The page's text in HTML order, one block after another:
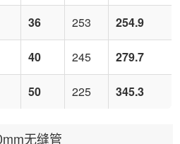
36 253 254.9
40 245 279.7
50 225 345.3
无缝管